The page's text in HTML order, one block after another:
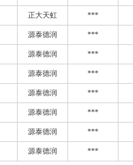
正大天虹 ***
源泰德润 ***
源泰德润 ***
源泰德润 ***
源泰德润 ***
源泰德润 ***
源泰德润 ***
源泰德润 ***